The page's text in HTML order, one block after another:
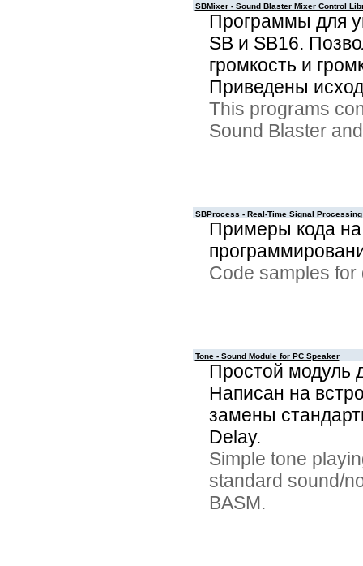
SBMixer - Sound Blaster Mixer Control
Программы для
SB и SB16.
громкость и
Приведены
This programs
Sound Blaster
SBProcess - Real-Time Signal Processing
Примеры кода
Code samples for
Tone - Sound Module for PC Speaker
Простой модуль
Написан на
замены
Delay.
Simple tone
standard sound/
BASM.